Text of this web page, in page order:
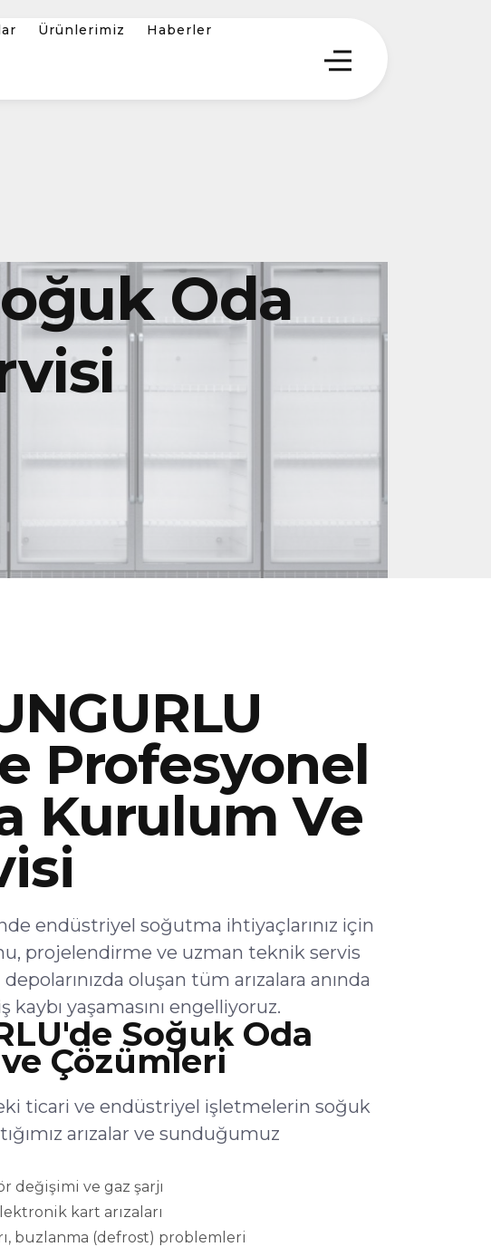
Ürünlerimiz Haberler
Oda
Profesyonel
Kurulum Ve
endüstriyel soğutma ihtiyaçlarınız için
projelendirme ve uzman teknik servis
oluşan tüm arızalara anında
yaşamasını engelliyoruz.
Soğuk Oda
ve Çözümleri
ticari ve endüstriyel işletmelerin soğuk
arızalar ve sunduğumuz
değişimi ve gaz şarjı
kart arızaları
buzlanma (defrost) problemleri